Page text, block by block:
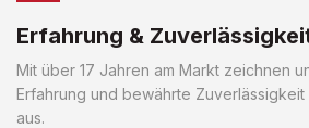
Erfahrung &
Mit über 17 Jahren am Markt zeichnen
Erfahrung und bewährte
aus.